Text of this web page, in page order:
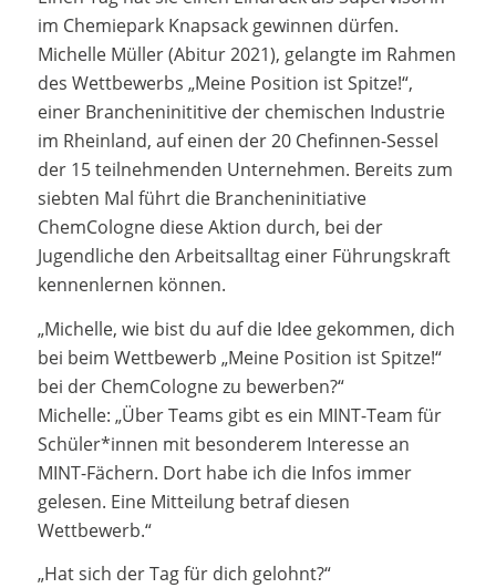
im Chemiepark Knapsack gewinnen dürfen.
Michelle Müller (Abitur 2021), gelangte im Rahmen
des Wettbewerbs „Meine Position ist Spitze!“,
einer Brancheninititive der chemischen Industrie
im Rheinland, auf einen der 20 Chefinnen-Sessel
der 15 teilnehmenden Unternehmen. Bereits zum
siebten Mal führt die Brancheninitiative
ChemCologne diese Aktion durch, bei der
Jugendliche den Arbeitsalltag einer Führungskraft
kennenlernen können.
„Michelle, wie bist du auf die Idee gekommen, dich
bei beim Wettbewerb „Meine Position ist Spitze!“
bei der ChemCologne zu bewerben?“
Michelle: „Über Teams gibt es ein MINT-Team für
Schüler*innen mit besonderem Interesse an
MINT-Fächern. Dort habe ich die Infos immer
gelesen. Eine Mitteilung betraf diesen
Wettbewerb.“
„Hat sich der Tag für dich gelohnt?“